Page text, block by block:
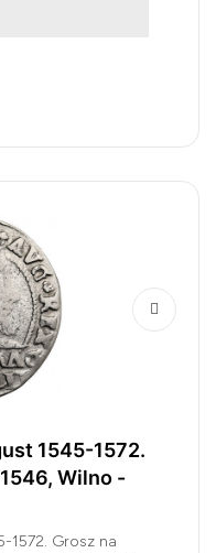
1545-1572.
Wilno -
1572. Grosz na